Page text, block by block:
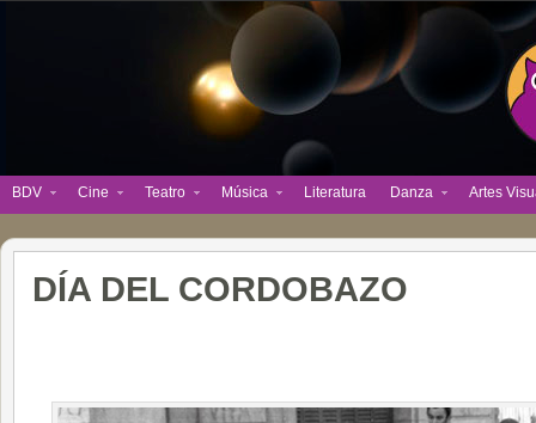
BDV Cine Teatro Música Literatura Danza Artes
DÍA DEL CORDOBAZO